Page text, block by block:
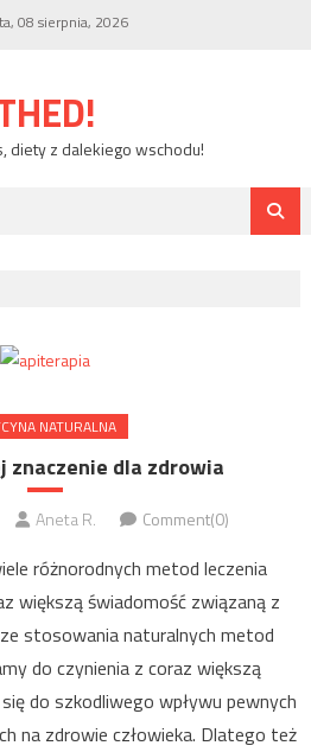
08 sierpnia, 2026
diety z dalekiego wschodu!
NATURALNA
dla zdrowia
Aneta R. Comment(0)
różnorodnych metod leczenia
większą świadomość związaną z
stosowania naturalnych metod
do czynienia z coraz większą
do szkodliwego wpływu pewnych
na zdrowie człowieka. Dlatego też